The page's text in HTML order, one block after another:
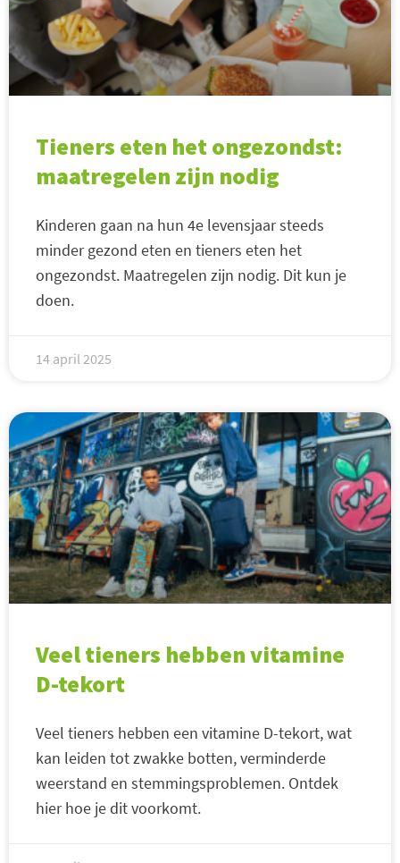
Tieners eten het ongezondst:
maatregelen zijn nodig
Kinderen gaan na hun 4e levensjaar steeds
minder gezond eten en tieners eten het
ongezondst. Maatregelen zijn nodig. Dit kun je
doen.
14 april 2025
Veel tieners hebben vitamine
D-tekort
Veel tieners hebben een vitamine D-tekort, wat
kan leiden tot zwakke botten, verminderde
weerstand en stemmingsproblemen. Ontdek
hier hoe je dit voorkomt.